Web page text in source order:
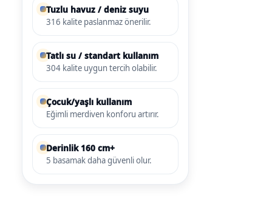
Havuz
Jakuzi Sauna
Kartuş Filtreler
Kuvars Cam
Tuzlu havuz / deniz suyu
316 kalite paslanmaz önerilir.
Tatlı su / standart kullanım
304 kalite uygun tercih olabilir.
Çocuk/yaşlı kullanım
Eğimli merdiven konforu artırır.
Derinlik 160 cm+
5 basamak daha güvenli olur.